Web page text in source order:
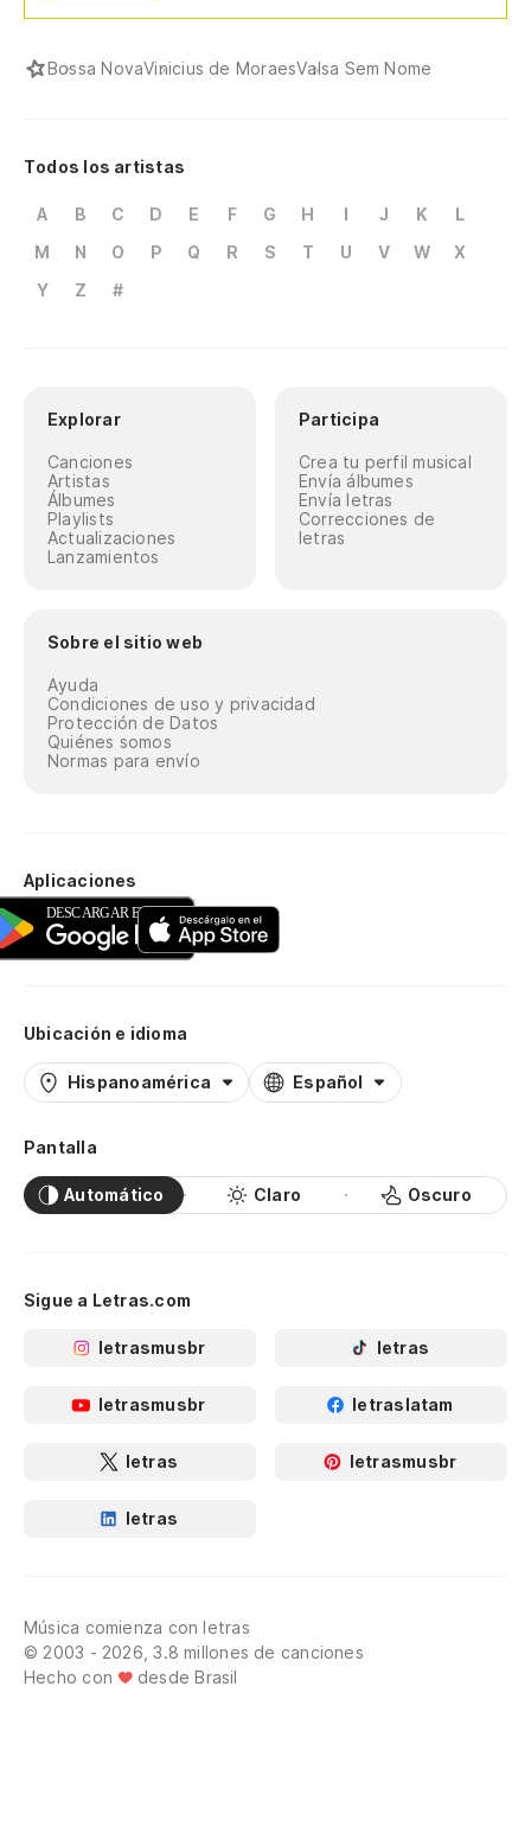
Bossa NovaVinicius de MoraesValsa Sem Nome
Todos los artistas
A B C D E F G H I J K
L
M
N O P Q R S T U V W
X
Y
Z #
Explorar
Canciones
Artistas
Álbumes
Playlists
Actualizaciones
Lanzamientos
Participa
Crea tu perfil musical
Envía álbumes
Envía letras
Correcciones de
letras
Sobre el sitio web
Ayuda
Condiciones de uso y privacidad
Protección de Datos
Quiénes somos
Normas para envío
Aplicaciones
Ubicación e idioma
Hispanoamérica Español
Pantalla
Automático Claro Oscuro
Sigue a Letras.com
letrasmusbr letras
letrasmusbr letraslatam
letras letrasmusbr
letras
Música comienza con letras
© 2003 - 2026, 3.8 millones de canciones
Hecho con
desde Brasil